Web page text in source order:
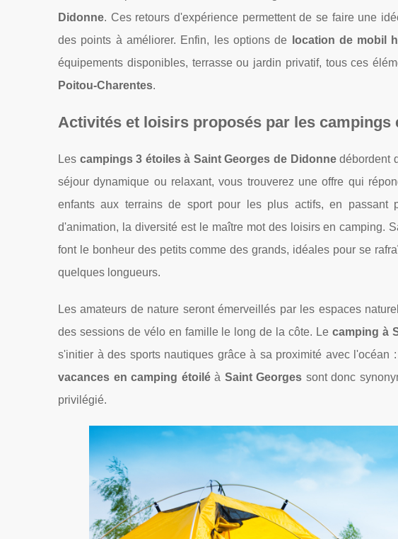
Didonne. Ces retours d'expérience permettent de se faire une
des points à améliorer. Enfin, les options de
location de mobil
équipements disponibles, terrasse ou jardin privatif, tous ces
Poitou-Charentes.
Activités et loisirs proposés par les campings
Les campings 3 étoiles à Saint Georges de Didonnedébordent
séjour dynamique ou relaxant, vous trouverez une offre qui
enfants aux terrains de sport pour les plus actifs, en
d'animation, la diversité est le maître mot des loisirs en camping.
font le bonheur des petits comme des grands, idéales pour se
quelques longueurs.
Les amateurs de nature seront émerveillés par les espaces
des sessions de vélo en famille le long de la côte. Le camping à
s'initier à des sports nautiques grâce à sa proximité avec
vacances en camping étoiléà Saint Georges sont donc
privilégié.